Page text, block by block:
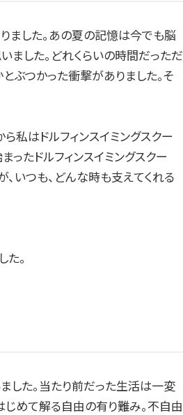
ました。あの夏の記憶は今でも脳
ました。どれくらいの時間だっただ
ぶつかった衝撃がありました。そ
私はドルフィンスイミングスクー
たドルフィンスイミングスクー
いつも、どんな時も支えてくれる
。
した。当たり前だった生活は一変
じめて解る自由の有り難み。不自由